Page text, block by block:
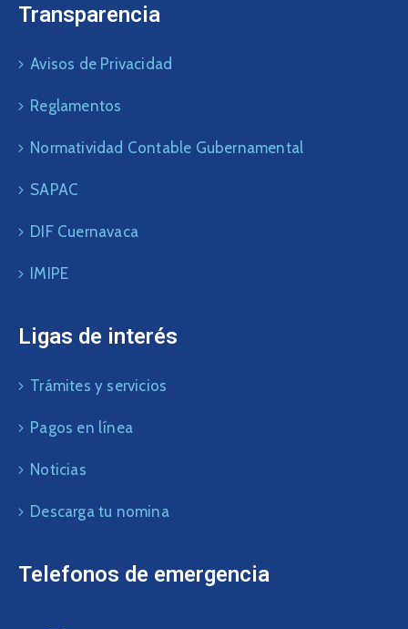
Transparencia
Avisos de Privacidad
Reglamentos
Normatividad Contable Gubernamental
SAPAC
DIF Cuernavaca
IMIPE
Ligas de interés
Trámites y servicios
Pagos en línea
Noticias
Descarga tu nomina
Telefonos de emergencia